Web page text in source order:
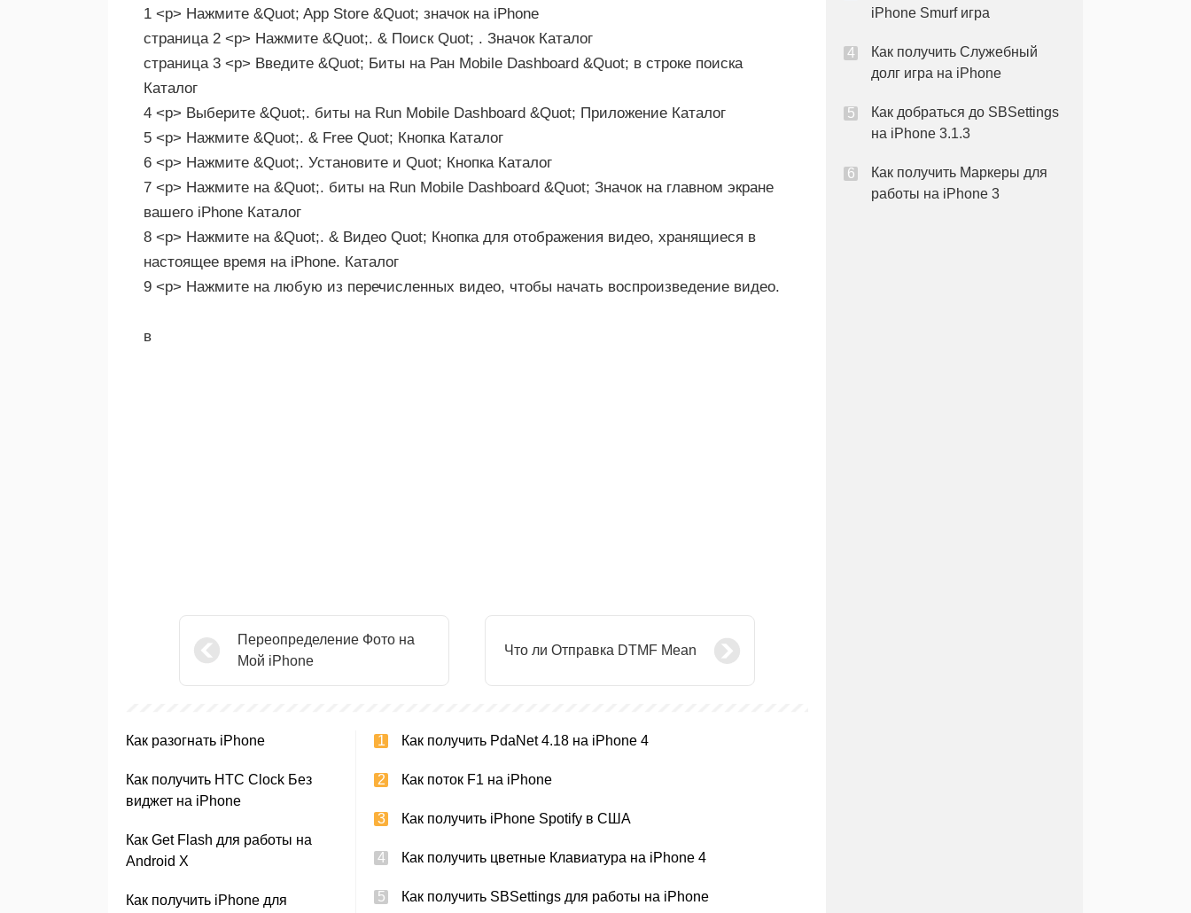
1 <р> Нажмите &Quot; App Store &Quot; значок на iPhone
страница 2 <р> Нажмите &Quot;. & Поиск Quot; . Значок Каталог
страница 3 <р> Введите &Quot; Биты на Ран Mobile Dashboard &Quot; в строке поиска
Каталог
4 <р> Выберите &Quot;. биты на Run Mobile Dashboard &Quot; Приложение Каталог
5 <р> Нажмите &Quot;. & Free Quot; Кнопка Каталог
6 <р> Нажмите &Quot;. Установите и Quot; Кнопка Каталог
7 <р> Нажмите на &Quot;. биты на Run Mobile Dashboard &Quot; Значок на главном экране
вашего iPhone Каталог
8 <р> Нажмите на &Quot;. & Видео Quot; Кнопка для отображения видео, хранящиеся в
настоящее время на iPhone. Каталог
9 <р> Нажмите на любую из перечисленных видео, чтобы начать воспроизведение видео.
в
Переопределение Фото на
Мой iPhone
Что ли Отправка DTMF Mean
Как разогнать iPhone
Как получить HTC Clock Без
виджет на iPhone
Как Get Flash для работы на
Android X
Как получить iPhone для
Как получить PdaNet 4.18 на iPhone 4
Как поток F1 на iPhone
Как получить iPhone Spotify в США
Как получить цветные Клавиатура на iPhone 4
Как получить SBSettings для работы на iPhone
iPhone Smurf игра
Как получить Служебный
долг игра на iPhone
Как добраться до SBSettings
на iPhone 3.1.3
Как получить Маркеры для
работы на iPhone 3